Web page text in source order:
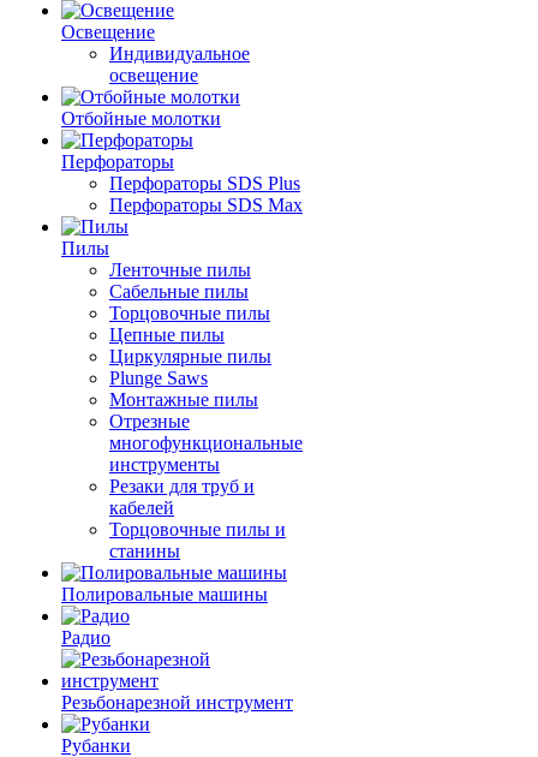
Освещение
Индивидуальное
освещение
Отбойные молотки
Перфораторы
Перфораторы SDS Plus
Перфораторы SDS Max
Пилы
Ленточные пилы
Сабельные пилы
Торцовочные пилы
Цепные пилы
Циркулярные пилы
Plunge Saws
Монтажные пилы
Отрезные
многофункциональные
инструменты
Резаки для труб и
кабелей
Торцовочные пилы и
станины
Полировальные машины
Радио
Резьбонарезной инструмент
Рубанки